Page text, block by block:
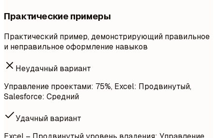
Практические примеры
Практический пример, демонстрирующий правильное
и неправильное оформление навыков
Неудачный вариант
Управление проектами: 75%, Excel: Продвинутый,
Salesforce: Средний
Удачный вариант